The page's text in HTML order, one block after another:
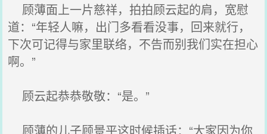
顾薄面上一片慈祥，拍拍顾云起的肩，宽慰
道：“年轻人嘛，出门多看看没事，回来就行，
下次可记得与家里联络，不告而别我们实在担心
啊。”
顾云起恭恭敬敬：“是。”
顾薄的儿子顾景平这时候插话：“大家因为你